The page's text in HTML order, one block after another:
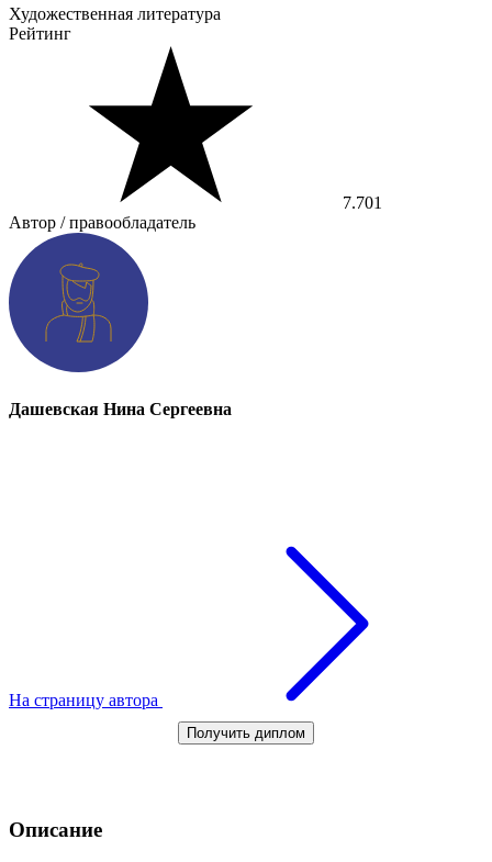
Художественная литература
Рейтинг
7.701
Автор / правообладатель
Дашевская Нина Сергеевна
На страницу автора
Получить диплом
Описание